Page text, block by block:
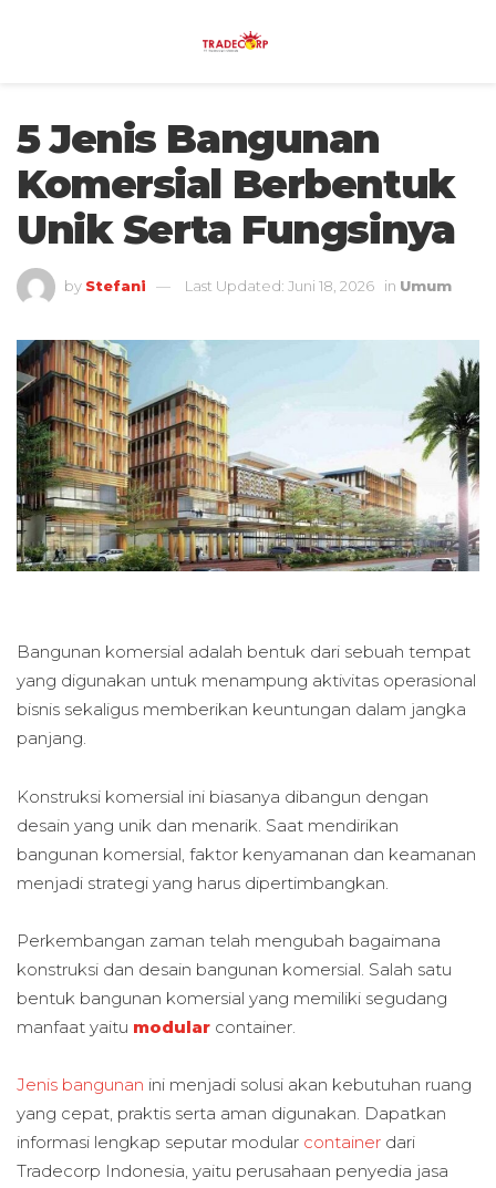
5 Jenis Bangunan
Komersial Berbentuk
Unik Serta Fungsinya
by Stefani Last Updated: Juni 18, 2026 in Umum
Bangunan komersial adalah bentuk dari sebuah tempat
yang digunakan untuk menampung aktivitas operasional
bisnis sekaligus memberikan keuntungan dalam jangka
panjang.
Konstruksi komersial ini biasanya dibangun dengan
desain yang unik dan menarik. Saat mendirikan
bangunan komersial, faktor kenyamanan dan keamanan
menjadi strategi yang harus dipertimbangkan.
Perkembangan zaman telah mengubah bagaimana
konstruksi dan desain bangunan komersial. Salah satu
bentuk bangunan komersial yang memiliki segudang
manfaat yaitu modular container.
Jenis bangunan ini menjadi solusi akan kebutuhan ruang
yang cepat, praktis serta aman digunakan. Dapatkan
informasi lengkap seputar modular container dari
Tradecorp Indonesia, yaitu perusahaan penyedia jasa